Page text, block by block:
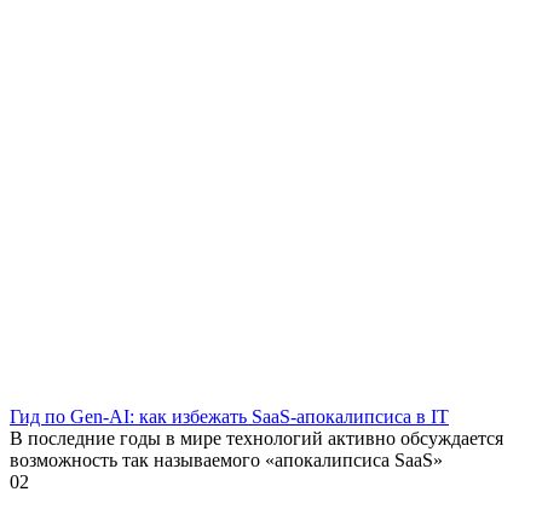
Гид по Gen-AI: как избежать SaaS-апокалипсиса в IT
В последние годы в мире технологий активно обсуждается
возможность так называемого «апокалипсиса SaaS»
02